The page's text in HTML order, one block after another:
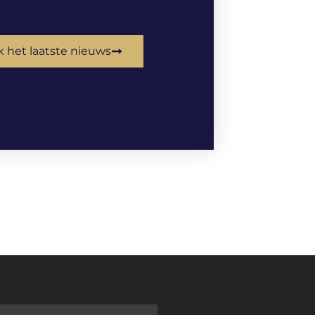
het laatste nieuws